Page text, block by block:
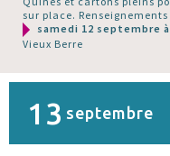
sur place. Renseignements
samedi 12 septembre à
Vieux Berre
13 septembre